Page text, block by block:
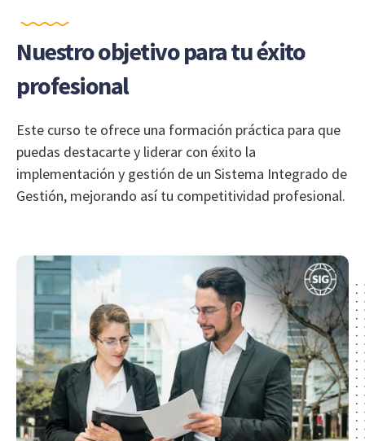
Nuestro objetivo para tu éxito
profesional
Este curso te ofrece una formación práctica para que
puedas destacarte y liderar con éxito la
implementación y gestión de un Sistema Integrado de
Gestión, mejorando así tu competitividad profesional.